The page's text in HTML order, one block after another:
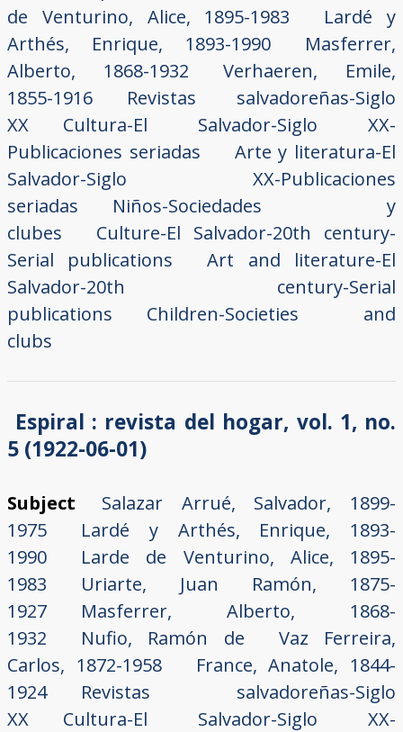
de Venturino, Alice, 1895-1983
Lardé y
Arthés, Enrique, 1893-1990
Masferrer,
Alberto, 1868-1932
Verhaeren, Emile,
1855-1916
Revistas salvadoreñas-Siglo
XX
Cultura-El Salvador-Siglo XX-
Publicaciones seriadas
Arte y literatura-El
Salvador-Siglo XX-Publicaciones
seriadas
Niños-Sociedades y
clubes
Culture-El Salvador-20th century-
Serial publications
Art and literature-El
Salvador-20th century-Serial
publications
Children-Societies and
clubs
Espiral : revista del hogar, vol. 1, no.
5 (1922-06-01)
Subject
Salazar Arrué, Salvador, 1899-
1975
Lardé y Arthés, Enrique, 1893-
1990
Larde de Venturino, Alice, 1895-
1983
Uriarte, Juan Ramón, 1875-
1927
Masferrer, Alberto, 1868-
1932
Nufio, Ramón de
Vaz Ferreira,
Carlos, 1872-1958
France, Anatole, 1844-
1924
Revistas salvadoreñas-Siglo
XX
Cultura-El Salvador-Siglo XX-